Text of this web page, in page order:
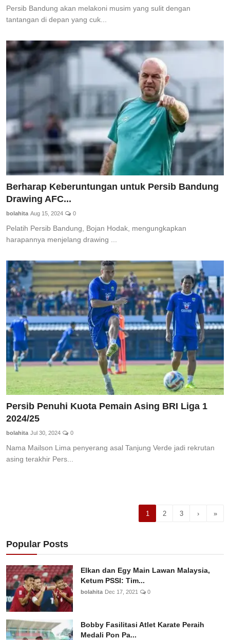
Persib Bandung akan melakoni musim yang sulit dengan
tantangan di depan yang cuk...
Berharap Keberuntungan untuk Persib Bandung
Drawing AFC...
bolahita Aug 15, 2024 0
Pelatih Persib Bandung, Bojan Hodak, mengungkapkan
harapannya menjelang drawing ...
Persib Penuhi Kuota Pemain Asing BRI Liga 1
2024/25
bolahita Jul 30, 2024 0
Nama Mailson Lima penyerang asal Tanjung Verde jadi rekrutan
asing terakhir Pers...
1 2 3 › »
Popular Posts
Elkan dan Egy Main Lawan Malaysia,
Ketum PSSI: Tim...
bolahita Dec 17, 2021 0
Bobby Fasilitasi Atlet Karate Peraih
Medali Pon Pa...